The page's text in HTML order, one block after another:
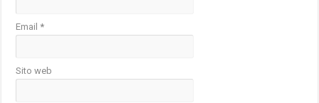
Email*
Sito web